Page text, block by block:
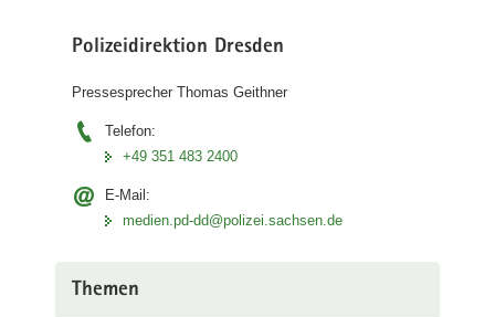
Polizeidirektion Dresden
Pressesprecher Thomas Geithner
Telefon:
+49 351 483 2400
E-Mail:
medien.pd-dd@polizei.sachsen.de
Themen